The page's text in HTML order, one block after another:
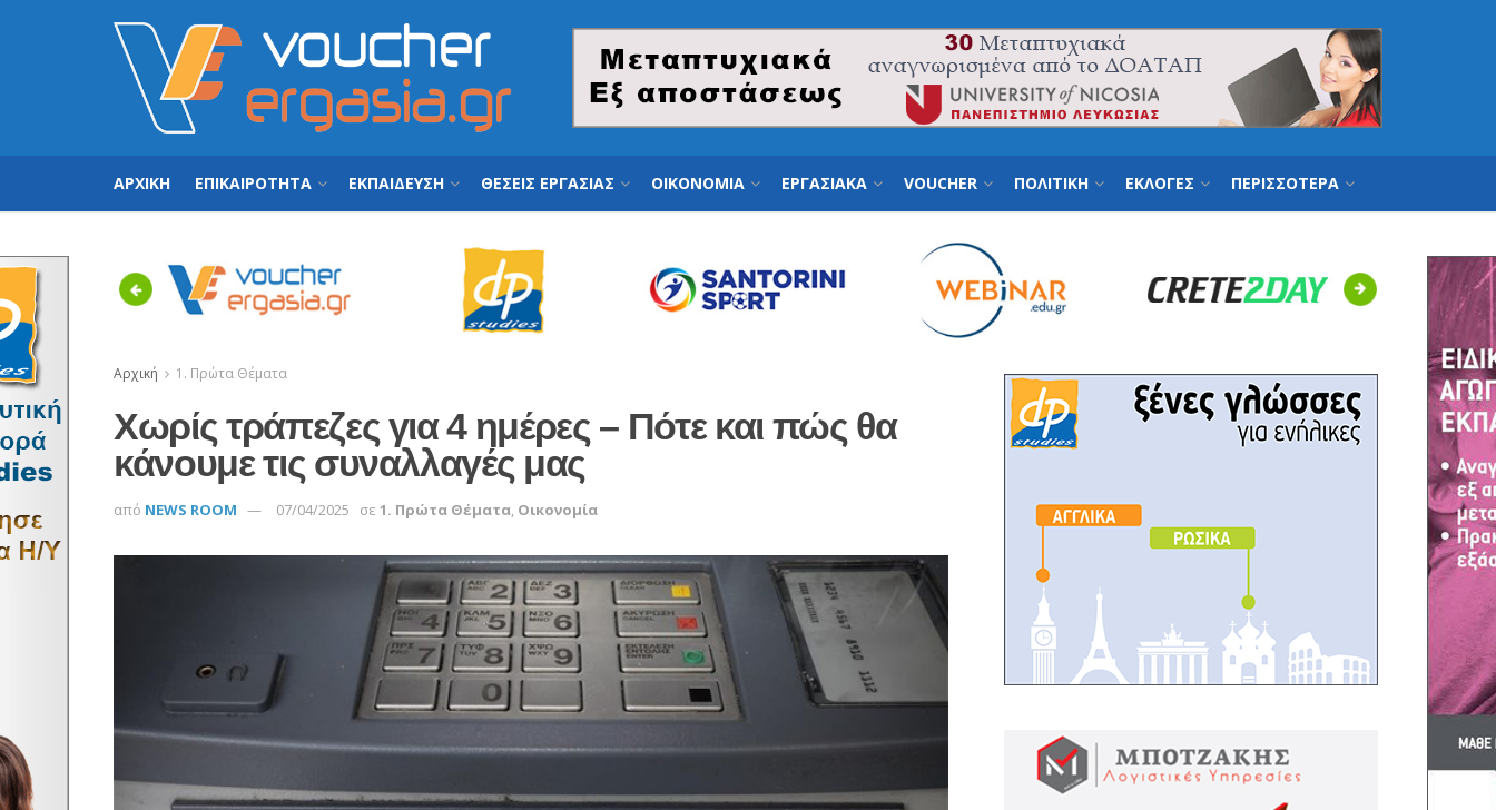
ΑΡΧΙΚΗ ΕΠΙΚΑΙΡΟΤΗΤΑ ΕΚΠΑΙΔΕΥΣΗ ΘΕΣΕΙΣ ΕΡΓΑΣΙΑΣ ΟΙΚΟΝΟΜΙΑ ΕΡΓΑΣΙΑΚΑ VOUCHER ΠΟΛΙΤΙΚΗ ΕΚΛΟΓΕΣ ΠΕΡΙΣΣΟΤΕΡΑ
Previous Next
Αρχική 1. Πρώτα Θέματα
Χωρίς τράπεζες για 4 ημέρες – Πότε και πώς θα
κάνουμε τις συναλλαγές μας
από NEWS ROOM 07/04/2025 σε 1. Πρώτα Θέματα, Οικονομία